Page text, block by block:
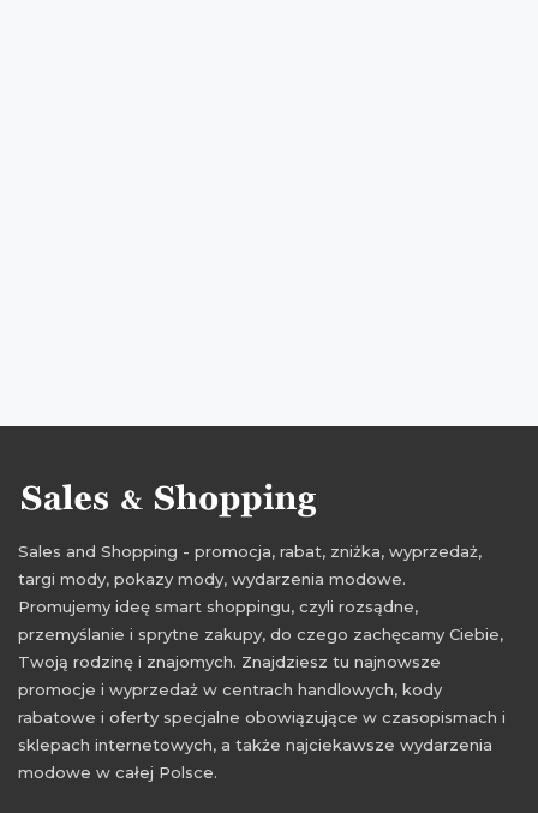
Sales and Shopping - promocja, rabat, zniżka, wyprzedaż,
targi mody, pokazy mody, wydarzenia modowe.
Promujemy ideę smart shoppingu, czyli rozsądne,
przemyślanie i sprytne zakupy, do czego zachęcamy Ciebie,
Twoją rodzinę i znajomych. Znajdziesz tu najnowsze
promocje i wyprzedaż w centrach handlowych, kody
rabatowe i oferty specjalne obowiązujące w czasopismach i
sklepach internetowych, a także najciekawsze wydarzenia
modowe w całej Polsce.